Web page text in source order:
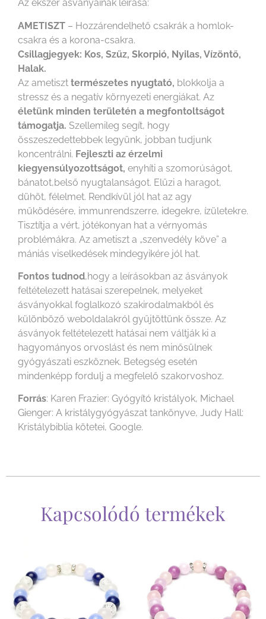
Az ékszer ásványainak leírása:
AMETISZT – Hozzárendelhető csakrák a homlok-
csakra és a korona-csakra.
Csillagjegyek: Kos, Szűz, Skorpió, Nyilas, Vízöntő,
Halak.
Az ametiszt természetes nyugtató, blokkolja a
stressz és a negatív környezeti energiákat. Az
életünk minden területén a megfontoltságot
támogatja. Szellemileg segít, hogy
összeszedettebbek legyünk, jobban tudjunk
koncentrálni. Fejleszti az érzelmi
kiegyensúlyozottságot, enyhíti a szomorúságot,
bánatot,belső nyugtalanságot. Elűzi a haragot,
dühöt, félelmet. Rendkívül jól hat az agy
működésére, immunrendszerre, idegekre, ízületekre.
Tisztítja a vért, jótékonyan hat a vérnyomás
problémákra. Az ametiszt a „szenvedély köve” a
mániás viselkedések mindegyikére jól hat.
Fontos tudnod,hogy a leírásokban az ásványok
feltételezett hatásai szerepelnek, melyeket
ásványokkal foglalkozó szakirodalmakból és
különböző weboldalakról gyűjtöttünk össze. Az
ásványok feltételezett hatásai nem váltják ki a
hagyományos orvoslást és nem minősülnek
gyógyászati eszköznek. Betegség esetén
mindenképp fordulj a megfelelő szakorvoshoz.
Forrás: Karen Frazier: Gyógyító kristályok, Michael
Gienger: A kristálygyógyászat tankönyve, Judy Hall:
Kristálybiblia kötetei, Google.
Kapcsolódó termékek